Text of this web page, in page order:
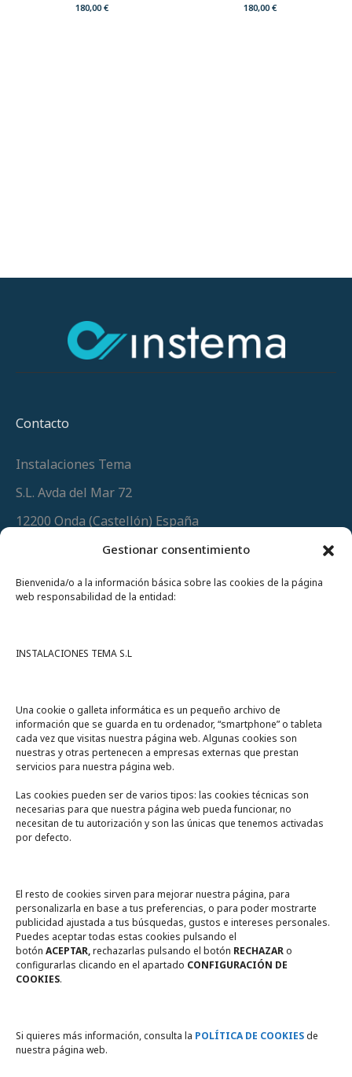
Gestionar consentimiento
Bienvenida/o a la información básica sobre las cookies de la página
web responsabilidad de la entidad:
INSTALACIONES TEMA S.L
Una cookie o galleta informática es un pequeño archivo de
información que se guarda en tu ordenador, “smartphone” o tableta
cada vez que visitas nuestra página web. Algunas cookies son
nuestras y otras pertenecen a empresas externas que prestan
servicios para nuestra página web.
Las cookies pueden ser de varios tipos: las cookies técnicas son
necesarias para que nuestra página web pueda funcionar, no
necesitan de tu autorización y son las únicas que tenemos activadas
por defecto.
El resto de cookies sirven para mejorar nuestra página, para
personalizarla en base a tus preferencias, o para poder mostrarte
publicidad ajustada a tus búsquedas, gustos e intereses personales.
Puedes aceptar todas estas cookies pulsando el
botón ACEPTAR,rechazarlas pulsando el botón RECHAZARo
configurarlas clicando en el apartado CONFIGURACIÓN DE
COOKIES.
Si quieres más información, consulta la POLÍTICA DE COOKIESde
nuestra página web.
180,00€
180,00€
Contacto
Instalaciones Tema
S.L. Avda del Mar 72
12200 Onda (Castellón) España
(+34) 964 60 34 34
Urgencias y whatsapp649 406 493
A un click
Tienda online Legal
Política de privacidad
Política de Cookies